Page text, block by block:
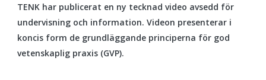
TENK har publicerat en ny tecknad video avsedd för
undervisning och information. Videon presenterar i
koncis form de grundläggande principerna för god
vetenskaplig praxis (GVP).